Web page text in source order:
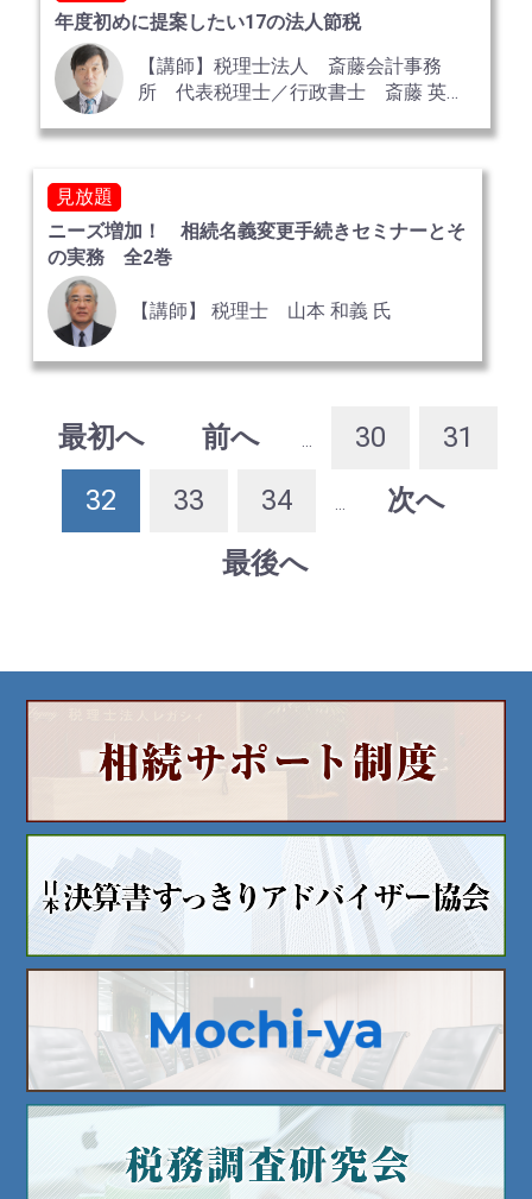
年度初めに提案したい17の法人節税
【講師】税理士法人 斎藤会計事務
所 代表税理士／行政書士 斎藤 英一
見放題
ニーズ増加！ 相続名義変更手続きセミナーとそ
の実務 全2巻
【講師】 税理士 山本 和義 氏
最初へ 前へ 30
31
32
33 34
次へ
最後へ